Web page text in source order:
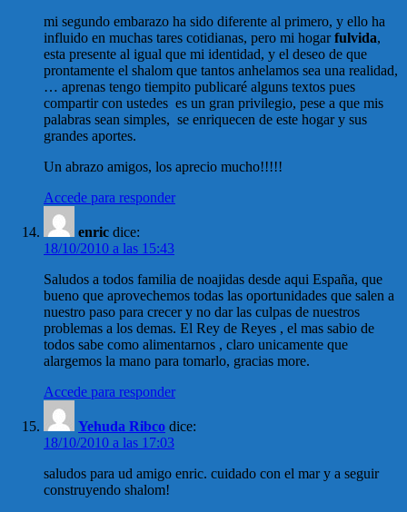
mi segundo embarazo ha sido diferente al primero, y ello ha
influido en muchas tares cotidianas, pero mi hogarfulvida,
esta presente al igual que mi identidad, y el deseo de que
prontamente el shalom que tantos anhelamos sea una realidad,
… aprenas tengo tiempito publicaré alguns textos pues
compartir con ustedes es un gran privilegio, pese a que mis
palabras sean simples, se enriquecen de este hogar y sus
grandes aportes.
Un abrazo amigos, los aprecio mucho!!!!!
Accede para responder
enric dice:
18/10/2010 a las 15:43
Saludos a todos familia de noajidas desde aqui España, que
bueno que aprovechemos todas las oportunidades que salen a
nuestro paso para crecer y no dar las culpas de nuestros
problemas a los demas. El Rey de Reyes , el mas sabio de
todos sabe como alimentarnos , claro unicamente que
alargemos la mano para tomarlo, gracias more.
Accede para responder
Yehuda Ribco dice:
18/10/2010 a las 17:03
saludos para ud amigo enric. cuidado con el mar y a seguir
construyendo shalom!